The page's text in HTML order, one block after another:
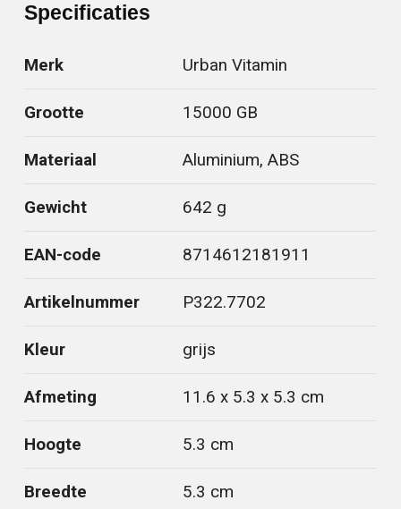
Specificaties
Merk Urban Vitamin
Grootte 15000 GB
Materiaal Aluminium, ABS
Gewicht 642 g
EAN-code 8714612181911
Artikelnummer P322.7702
Kleur grijs
Afmeting 11.6 x 5.3 x 5.3 cm
Hoogte 5.3 cm
Breedte 5.3 cm